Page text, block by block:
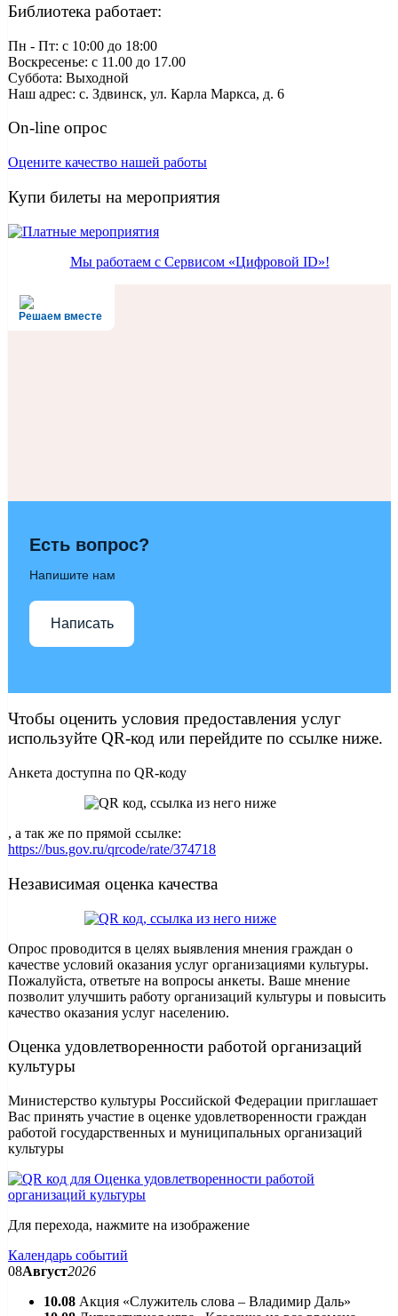
Библиотека работает:
Пн - Пт: c 10:00 до 18:00
Воскресенье: с 11.00 до 17.00
Суббота: Выходной
Наш адрес: с. Здвинск, ул. Карла Маркса, д. 6
On-line опрос
Оцените качество нашей работы
Купи билеты на мероприятия
Мы работаем с Сервисом «Цифровой ID»!
Решаем вместе
Есть вопрос?
Напишите нам
Написать
Чтобы оценить условия предоставления услуг
используйте QR-код или перейдите по ссылке ниже.
Анкета доступна по QR-коду
, а так же по прямой ссылке:
https://bus.gov.ru/qrcode/rate/374718
Независимая оценка качества
Опрос проводится в целях выявления мнения граждан о
качестве условий оказания услуг организациями культуры.
Пожалуйста, ответьте на вопросы анкеты. Ваше мнение
позволит улучшить работу организаций культуры и повысить
качество оказания услуг населению.
Оценка удовлетворенности работой организаций
культуры
Министерство культуры Российской Федерации приглашает
Вас принять участие в оценке удовлетворенности граждан
работой государственных и муниципальных организаций
культуры
Для перехода, нажмите на изображение
Календарь событий
08Август2026
10.08 Акция «Служитель слова – Владимир Даль»